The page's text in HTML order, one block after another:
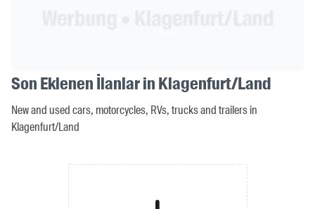
Son Eklenen İlanlar in Klagenfurt/Land
New and used cars, motorcycles, RVs, trucks and trailers in
Klagenfurt/Land